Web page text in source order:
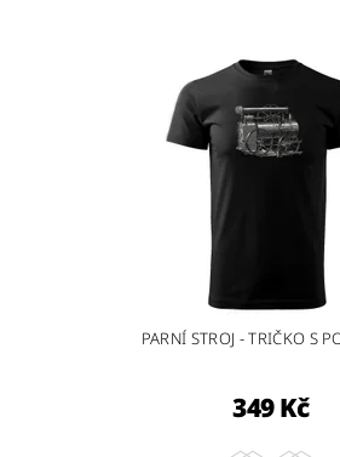
PARNÍ STROJ - TRIČKO S
349 Kč